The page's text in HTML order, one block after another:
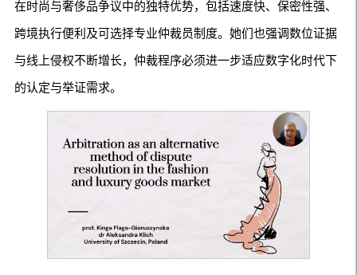
在时尚与奢侈品争议中的独特优势，包括速度快、保密性强、
跨境执行便利及可选择专业仲裁员制度。她们也强调数位证据
与线上侵权不断增长，仲裁程序必须进一步适应数字化时代下
的认定与举证需求。